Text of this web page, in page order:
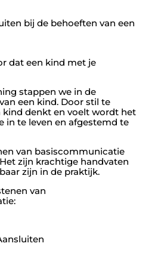
bij de behoeften van een
dat een kind met je
stappen we in de
een kind. Door stil te
kind denkt en voelt wordt het
in te leven en afgestemd te
van basiscommunicatie
zijn krachtige handvaten
zijn in de praktijk.
van